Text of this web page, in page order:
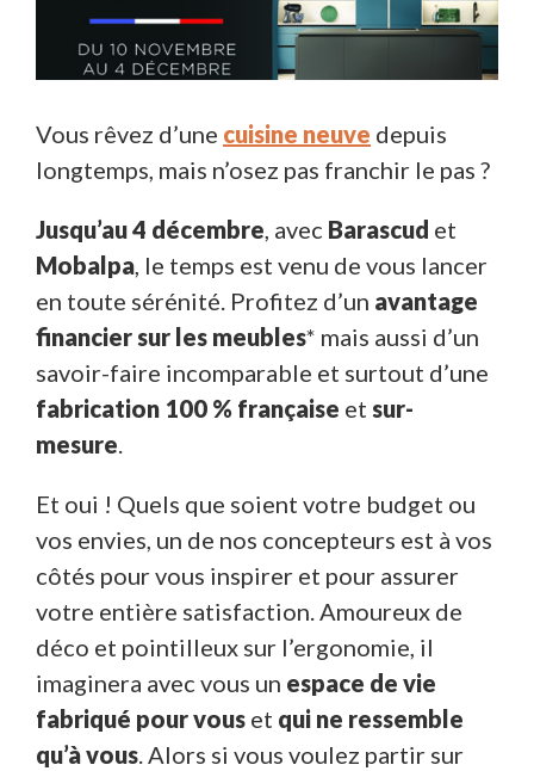
Vous rêvez d’une cuisine neuve depuis
longtemps, mais n’osez pas franchir le pas ?
Jusqu’au 4 décembre, avec Barascud et
Mobalpa, le temps est venu de vous lancer
en toute sérénité. Profitez d’un avantage
financier sur les meubles* mais aussi d’un
savoir-faire incomparable et surtout d’une
fabrication 100 % française et sur-
mesure.
Et oui ! Quels que soient votre budget ou
vos envies, un de nos concepteurs est à vos
côtés pour vous inspirer et pour assurer
votre entière satisfaction. Amoureux de
déco et pointilleux sur l’ergonomie, il
imaginera avec vous un espace de vie
fabriqué pour vous et qui ne ressemble
qu’à vous. Alors si vous voulez partir sur